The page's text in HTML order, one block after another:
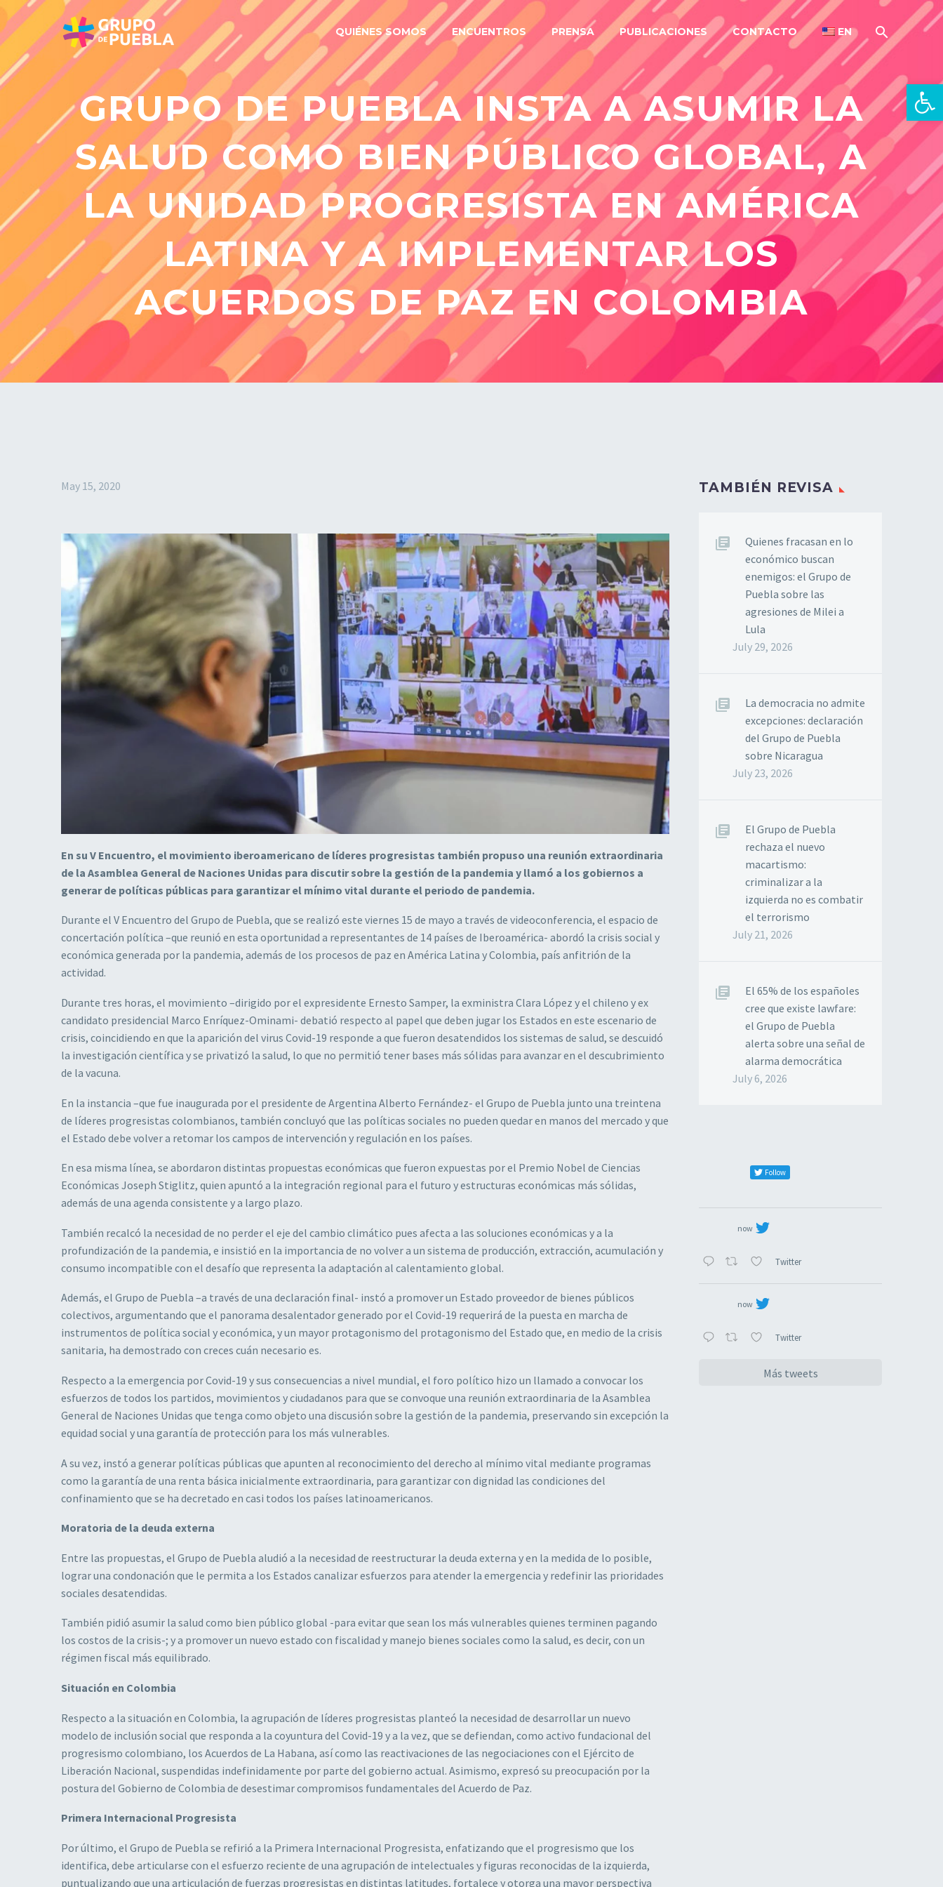
QUIÉNES SOMOS ENCUENTROS PRENSA PUBLICACIONES CONTACTO EN
GRUPO DE PUEBLA INSTA A ASUMIR LA
SALUD COMO BIEN PÚBLICO GLOBAL, A
LA UNIDAD PROGRESISTA EN AMÉRICA
LATINA Y A IMPLEMENTAR LOS
ACUERDOS DE PAZ EN COLOMBIA
May 15, 2020
En su V Encuentro, el movimiento iberoamericano de líderes progresistas también propuso una reunión extraordinaria
de la Asamblea General de Naciones Unidas para discutir sobre la gestión de la pandemia y llamó a los gobiernos a
generar de políticas públicas para garantizar el mínimo vital durante el periodo de pandemia.
Durante el V Encuentro del Grupo de Puebla, que se realizó este viernes 15 de mayo a través de videoconferencia, el espacio de
concertación política –que reunió en esta oportunidad a representantes de 14 países de Iberoamérica- abordó la crisis social y
económica generada por la pandemia, además de los procesos de paz en América Latina y Colombia, país anfitrión de la
actividad.
Durante tres horas, el movimiento –dirigido por el expresidente Ernesto Samper, la exministra Clara López y el chileno y ex
candidato presidencial Marco Enríquez-Ominami- debatió respecto al papel que deben jugar los Estados en este escenario de
crisis, coincidiendo en que la aparición del virus Covid-19 responde a que fueron desatendidos los sistemas de salud, se descuidó
la investigación científica y se privatizó la salud, lo que no permitió tener bases más sólidas para avanzar en el descubrimiento
de la vacuna.
En la instancia –que fue inaugurada por el presidente de Argentina Alberto Fernández- el Grupo de Puebla junto una treintena
de líderes progresistas colombianos, también concluyó que las políticas sociales no pueden quedar en manos del mercado y que
el Estado debe volver a retomar los campos de intervención y regulación en los países.
En esa misma línea, se abordaron distintas propuestas económicas que fueron expuestas por el Premio Nobel de Ciencias
Económicas Joseph Stiglitz, quien apuntó a la integración regional para el futuro y estructuras económicas más sólidas,
además de una agenda consistente y a largo plazo.
También recalcó la necesidad de no perder el eje del cambio climático pues afecta a las soluciones económicas y a la
profundización de la pandemia, e insistió en la importancia de no volver a un sistema de producción, extracción, acumulación y
consumo incompatible con el desafío que representa la adaptación al calentamiento global.
Además, el Grupo de Puebla –a través de una declaración final- instó a promover un Estado proveedor de bienes públicos
colectivos, argumentando que el panorama desalentador generado por el Covid-19 requerirá de la puesta en marcha de
instrumentos de política social y económica, y un mayor protagonismo del protagonismo del Estado que, en medio de la crisis
sanitaria, ha demostrado con creces cuán necesario es.
Respecto a la emergencia por Covid-19 y sus consecuencias a nivel mundial, el foro político hizo un llamado a convocar los
esfuerzos de todos los partidos, movimientos y ciudadanos para que se convoque una reunión extraordinaria de la Asamblea
General de Naciones Unidas que tenga como objeto una discusión sobre la gestión de la pandemia, preservando sin excepción la
equidad social y una garantía de protección para los más vulnerables.
A su vez, instó a generar políticas públicas que apunten al reconocimiento del derecho al mínimo vital mediante programas
como la garantía de una renta básica inicialmente extraordinaria, para garantizar con dignidad las condiciones del
confinamiento que se ha decretado en casi todos los países latinoamericanos.
Moratoria de la deuda externa
Entre las propuestas, el Grupo de Puebla aludió a la necesidad de reestructurar la deuda externa y en la medida de lo posible,
lograr una condonación que le permita a los Estados canalizar esfuerzos para atender la emergencia y redefinir las prioridades
sociales desatendidas.
También pidió asumir la salud como bien público global -para evitar que sean los más vulnerables quienes terminen pagando
los costos de la crisis-; y a promover un nuevo estado con fiscalidad y manejo bienes sociales como la salud, es decir, con un
régimen fiscal más equilibrado.
Situación en Colombia
Respecto a la situación en Colombia, la agrupación de líderes progresistas planteó la necesidad de desarrollar un nuevo
modelo de inclusión social que responda a la coyuntura del Covid-19 y a la vez, que se defiendan, como activo fundacional del
progresismo colombiano, los Acuerdos de La Habana, así como las reactivaciones de las negociaciones con el Ejército de
Liberación Nacional, suspendidas indefinidamente por parte del gobierno actual. Asimismo, expresó su preocupación por la
postura del Gobierno de Colombia de desestimar compromisos fundamentales del Acuerdo de Paz.
Primera Internacional Progresista
Por último, el Grupo de Puebla se refirió a la Primera Internacional Progresista, enfatizando que el progresismo que los
identifica, debe articularse con el esfuerzo reciente de una agrupación de intelectuales y figuras reconocidas de la izquierda,
puntualizando que una articulación de fuerzas progresistas en distintas latitudes, fortalece y otorga una mayor perspectiva
TAMBIÉN REVISA
Quienes fracasan en lo
económico buscan
enemigos: el Grupo de
Puebla sobre las
agresiones de Milei a
Lula
July 29, 2026
La democracia no admite
excepciones: declaración
del Grupo de Puebla
sobre Nicaragua
July 23, 2026
El Grupo de Puebla
rechaza el nuevo
macartismo:
criminalizar a la
izquierda no es combatir
el terrorismo
July 21, 2026
El 65% de los españoles
cree que existe lawfare:
el Grupo de Puebla
alerta sobre una señal de
alarma democrática
July 6, 2026
Follow
now
Twitter
now
Twitter
Más tweets